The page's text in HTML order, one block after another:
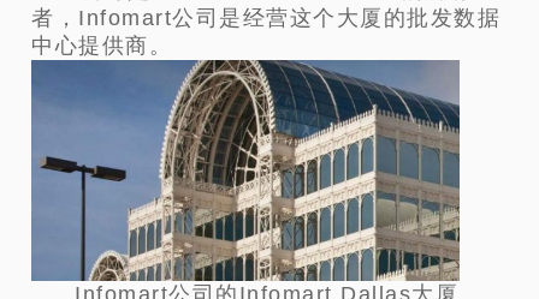
者，Infomart公司是经营这个大厦的批发数据
中心提供商。